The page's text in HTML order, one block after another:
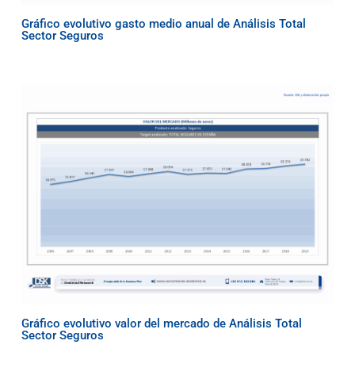
Gráfico evolutivo gasto medio anual de Análisis Total
Sector Seguros
Gráfico evolutivo valor del mercado de Análisis Total
Sector Seguros